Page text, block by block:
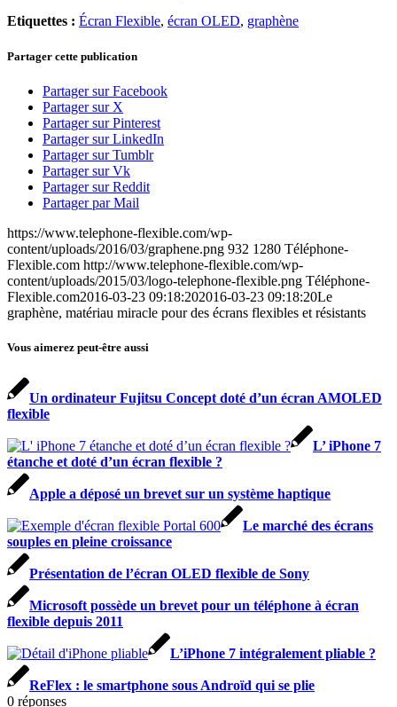
Etiquettes : Écran Flexible, écran OLED, graphène
Partager cette publication
Partager sur Facebook
Partager sur X
Partager sur Pinterest
Partager sur LinkedIn
Partager sur Tumblr
Partager sur Vk
Partager sur Reddit
Partager par Mail
https://www.telephone-flexible.com/wp-
content/uploads/2016/03/graphene.png 932 1280 Téléphone-
Flexible.com http://www.telephone-flexible.com/wp-
content/uploads/2015/03/logo-telephone-flexible.png Téléphone-
Flexible.com2016-03-23 09:18:202016-03-23 09:18:20Le
graphène, matériau miracle pour des écrans flexibles et résistants
Vous aimerez peut-être aussi
Un ordinateur Fujitsu Concept doté d’un écran AMOLED
flexible
L’ iPhone 7
étanche et doté d’un écran flexible ?
Apple a déposé un brevet sur un système haptique
Le marché des écrans
souples en pleine croissance
Présentation de l’écran OLED flexible de Sony
Microsoft possède un brevet pour un téléphone à écran
flexible depuis 2011
L’iPhone 7 intégralement pliable ?
ReFlex : le smartphone sous Androïd qui se plie
0 réponses